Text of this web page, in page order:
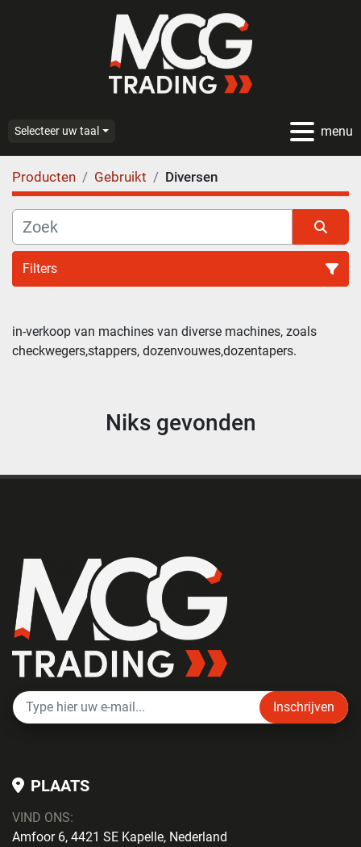
menu
Selecteer uw taal
Producten Gebruikt Diversen
Filters
Sorteren op
in-verkoop van machines van diverse machines, zoals
checkwegers,stappers, dozenvouwes,dozentapers.
Niks gevonden
Inschrijven
PLAATS
VIND ONS:
Amfoor 6, 4421 SE Kapelle, Nederland